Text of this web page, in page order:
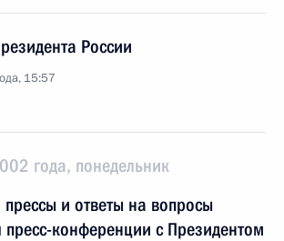
России
15:57
года, понедельник
и ответы на вопросы
пресс-конференции с Президентом